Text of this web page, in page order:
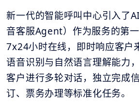
新一代的智能呼叫中心引入了
音客服Agent）作为服务的第
7x24小时在线，即时响应客户
语音识别与自然语言理解能力
客户进行多轮对话，独立完成
订、票务办理等标准化任务。